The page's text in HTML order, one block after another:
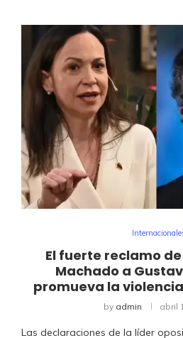
El fuerte reclamo
Machado a
promueva la
by admin abril
Las declaraciones de la líder